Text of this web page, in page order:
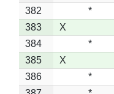
382
*
383
X
384
*
385
X
386
*